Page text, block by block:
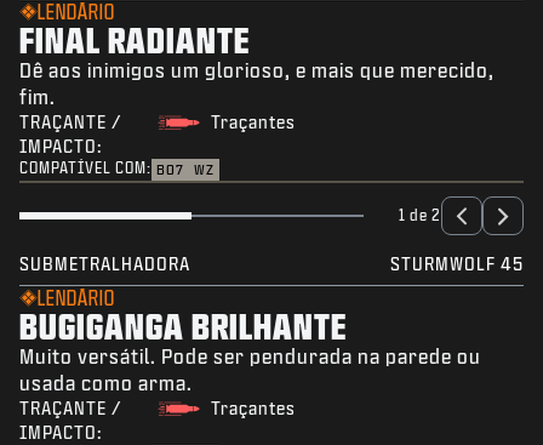
LENDÁRIO
FINAL RADIANTE
Dê aos inimigos um glorioso, e mais que merecido,
fim.
TRAÇANTE /
IMPACTO:
Traçantes
COMPATÍVEL COM: BO7 WZ
1 de 2
SUBMETRALHADORA STURMWOLF 45
LENDÁRIO
BUGIGANGA BRILHANTE
Muito versátil. Pode ser pendurada na parede ou
usada como arma.
TRAÇANTE /
IMPACTO:
Traçantes